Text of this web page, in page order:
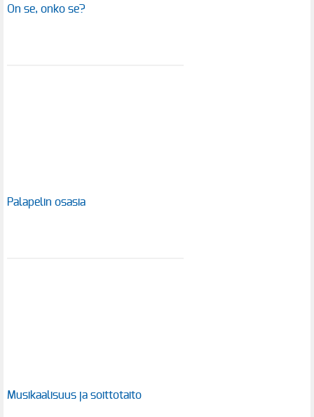
On se, onko se?
Palapelin osasia
Musikaalisuus ja soittotaito